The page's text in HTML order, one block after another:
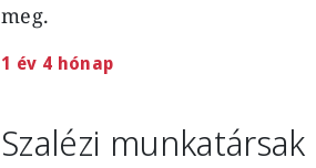
meg.
1 év 4 hónap
Szalézi